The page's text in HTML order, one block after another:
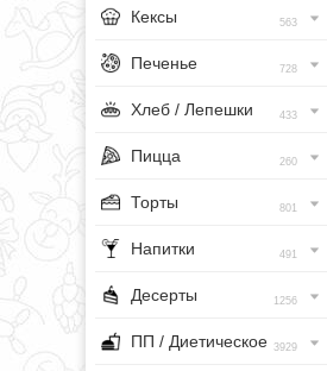
Кексы 563
Печенье 728
Хлеб / Лепешки 433
Пицца 260
Торты 801
Напитки 491
Десерты 1256
ПП / Диетическое 3929